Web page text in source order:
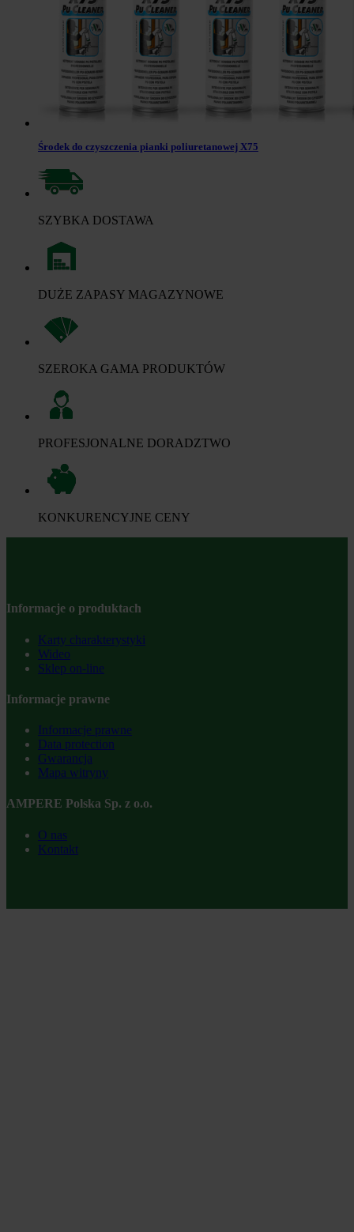
Środek do czyszczenia pianki poliuretanowej X75
SZYBKA DOSTAWA
DUŻE ZAPASY MAGAZYNOWE
SZEROKA GAMA PRODUKTÓW
PROFESJONALNE DORADZTWO
KONKURENCYJNE CENY
Informacje o produktach
Karty charakterystyki
Wideo
Sklep on-line
Informacje prawne
Informacje prawne
Data protection
Gwarancja
Mapa witryny
AMPERE Polska Sp. z o.o.
O nas
Kontakt